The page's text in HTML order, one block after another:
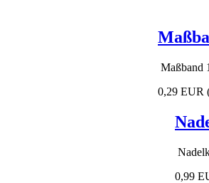
Maßband
0,29 EUR
0,99